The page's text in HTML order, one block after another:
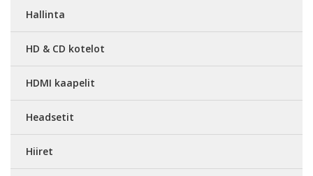
Hallinta
HD & CD kotelot
HDMI kaapelit
Headsetit
Hiiret